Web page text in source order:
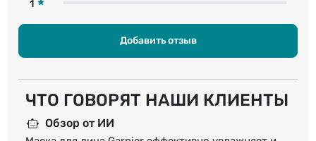
1
Добавить отзыв
ЧТО ГОВОРЯТ НАШИ КЛИЕНТЫ
Обзор от ИИ